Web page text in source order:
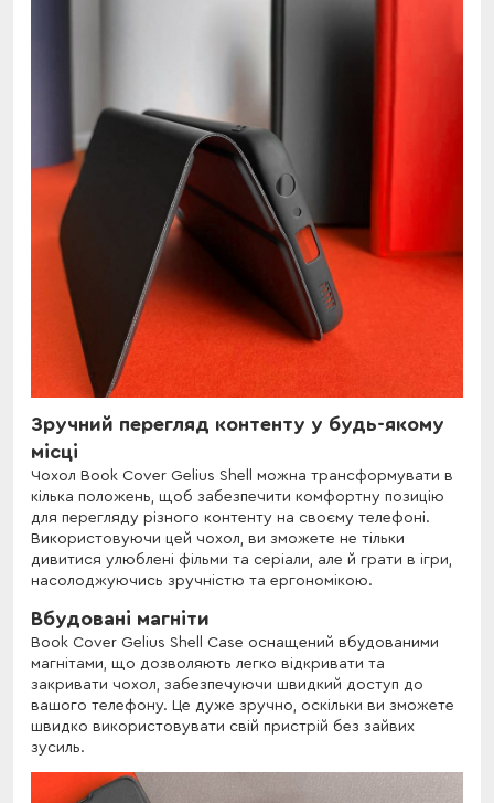
Зручний перегляд контенту у будь-якому
місці
Чохол Book Cover Gelius Shell можна трансформувати в
кілька положень, щоб забезпечити комфортну позицію
для перегляду різного контенту на своєму телефоні.
Використовуючи цей чохол, ви зможете не тільки
дивитися улюблені фільми та серіали, але й грати в ігри,
насолоджуючись зручністю та ергономікою.
Вбудовані магніти
Book Cover Gelius Shell Case оснащений вбудованими
магнітами, що дозволяють легко відкривати та
закривати чохол, забезпечуючи швидкий доступ до
вашого телефону. Це дуже зручно, оскільки ви зможете
швидко використовувати свій пристрій без зайвих
зусиль.